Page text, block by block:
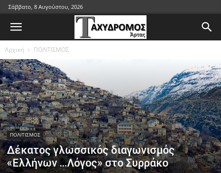
Σάββατο, 8 Αυγούστου, 2026
Αρχική ΠΟΛΙΤΙΣΜΟΣ
ΠΟΛΙΤΙΣΜΟΣ
Δέκατος γλωσσικός διαγωνισμός
«Ελλήνων …Λόγος» στο Συρράκο